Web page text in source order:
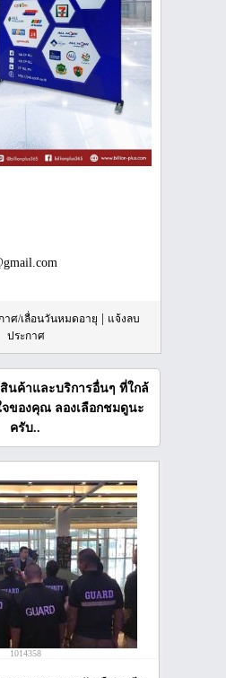
าศ/เลื่อนวันหมดอายุ
แจ้งลบ
ประกาศ
นค้าและบริการอื่นๆ ที่ใกล้
จของคุณ ลองเลือกชมดูนะ
ครับ..
1014358